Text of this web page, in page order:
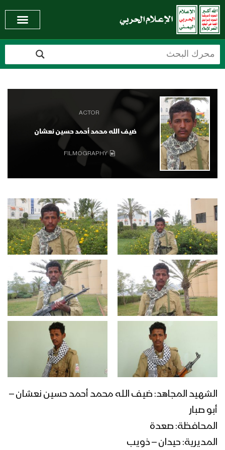
ACTOR
ضيف الله محمد أحمد حسين نعشان
FILMOGRAPHY
الشهيد المجاهد: ضيف الله محمد أحمد حسين نعشان –
أبو صبار
المحافظة: صعدة
المديرية: حيدان – ذويب